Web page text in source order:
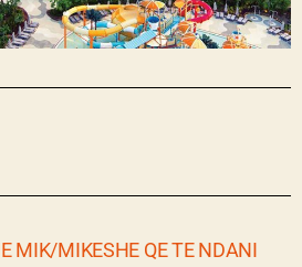
MIK/MIKESHE QE TE NDANI